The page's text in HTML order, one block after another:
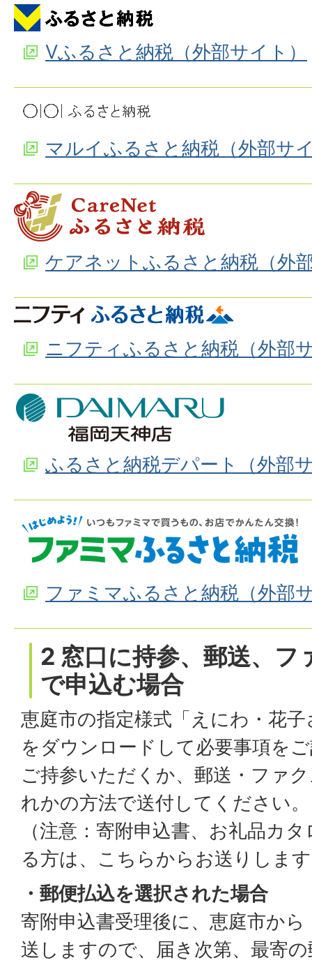
Vふるさと納税（外部サイト）
マルイふるさと納税（外部サ
ケアネットふるさと納税（外
ニフティふるさと納税（外部
ふるさと納税デパート（外部
ファミマふるさと納税（外部
2 窓口に持参、郵送、フ
で申込む場合
恵庭市の指定様式「えにわ・花
をダウンロードして必要事項を
ご持参いただくか、郵送・ファ
れかの方法で送付してください。
（注意：寄附申込書、お礼品カ
る方は、こちらからお送りしま
・郵便払込を選択された場合
寄附申込書受理後に、恵庭市か
送しますので、届き次第、最寄